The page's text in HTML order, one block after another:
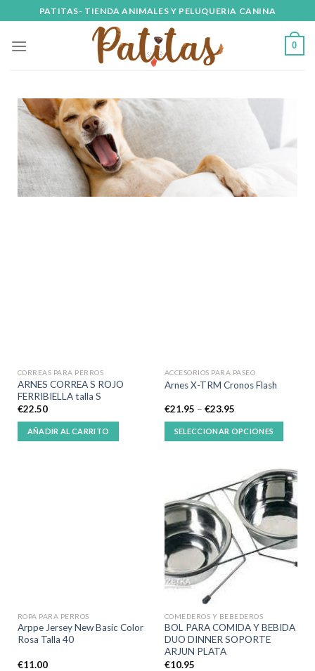
PATITAS- TIENDA ANIMALES Y PELUQUERIA CANINA
0
CORREAS PARA PERROS
ARNES CORREA S ROJO
FERRIBIELLA talla S
€22.50
AÑADIR AL CARRITO
ACCESORIOS PARA PASEO
Arnes X-TRM Cronos Flash
€21.95 – €23.95
SELECCIONAR OPCIONES
ROPA PARA PERROS
Arppe Jersey New Basic Color
Rosa Talla 40
€11.00
COMEDEROS Y BEBEDEROS
BOL PARA COMIDA Y BEBIDA
DUO DINNER SOPORTE
ARJUN PLATA
€10.95